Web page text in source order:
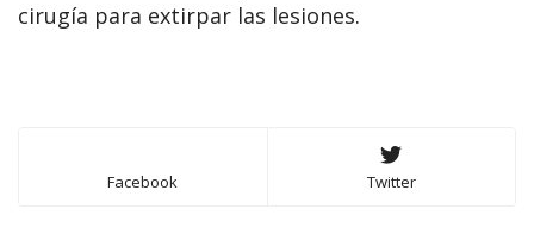
cirugía para extirpar las lesiones.
Facebook Twitter